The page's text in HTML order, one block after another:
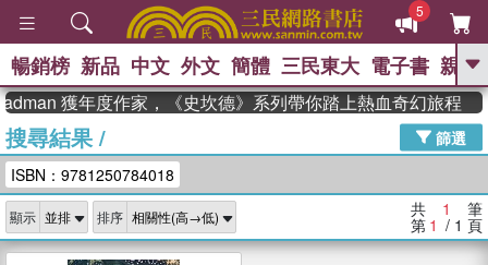
5
GO
The Odyssey 、
父親節 、 如果歷史是一群喵 、 暑期
念華 、 台灣的李登輝時代 、 數學女
孩：黎曼猜想
偉大的迷走神經
暢銷榜 新品 中文 外文 簡體 三民東大 電子書 親子
獲年度作家，《史坎德》系列帶你踏上熱血奇幻旅程
搜尋結果/
篩選
ISBN：9781250784018
顯示 排序 共 1 筆
第 1 / 1 頁